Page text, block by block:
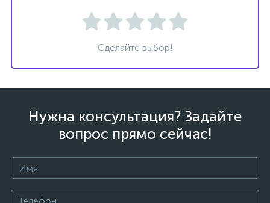
Сделайте выбор!
Нужна консультация? Задайте
вопрос прямо сейчас!